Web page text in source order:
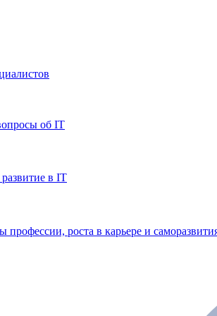
об IT
в IT
профессии, роста в карьере и